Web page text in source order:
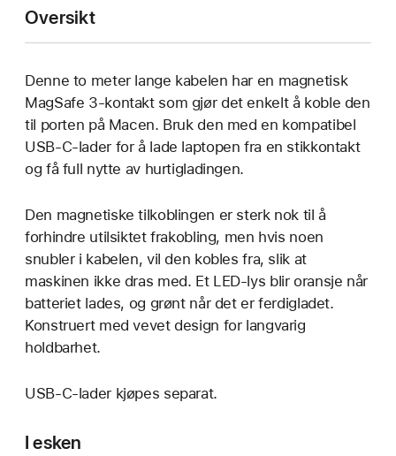
Oversikt
Denne to meter lange kabelen har en magnetisk
MagSafe 3-kontakt som gjør det enkelt å koble den
til porten på Macen. Bruk den med en kompatibel
USB-C-lader for å lade laptopen fra en stikkontakt
og få full nytte av hurtigladingen.
Den magnetiske tilkoblingen er sterk nok til å
forhindre utilsiktet frakobling, men hvis noen
snubler i kabelen, vil den kobles fra, slik at
maskinen ikke dras med. Et LED-lys blir oransje når
batteriet lades, og grønt når det er ferdigladet.
Konstruert med vevet design for langvarig
holdbarhet.
USB-C-lader kjøpes separat.
I esken